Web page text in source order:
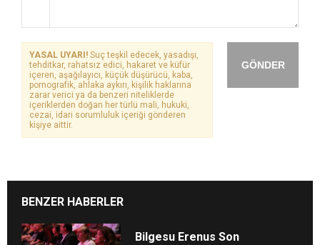
GÖNDER
YASAL UYARI! Suç teşkil edecek, yasadışı,
tehditkar, rahatsız edici, hakaret ve küfür
içeren, aşağılayıcı, küçük düşürücü, kaba,
pornografik, ahlaka aykırı, kişilik haklarına
zarar verici ya da benzeri niteliklerde
içeriklerden doğan her türlü mali, hukuki,
cezai, idari sorumluluk içeriği gönderen
kişiye aittir.
BENZER HABERLER
Bilgesu Erenus Son